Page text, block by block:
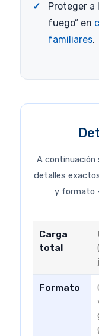
Proteger a
fuego” en
familiares.
A continuación
detalles
y formato
Carga
total
Formato